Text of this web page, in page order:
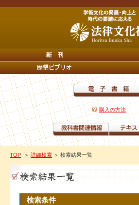
購入の方法
TOP ＞ 詳細検索 ＞ 検索結果一覧
検索条件